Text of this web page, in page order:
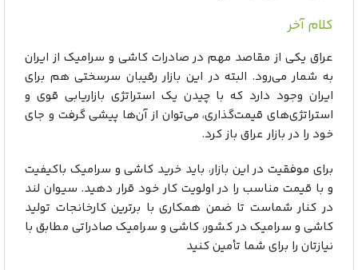
کلام آخر
عراق یکی از مقاصد مهم در صادرات کاشی و سرامیک از ایران
به شمار می‌رود. البته در این بازار رقیبان سرسختی هم برای
ایران وجود دارد که با چیدن یک استراتژی بازاریابی قوی و
استراتژی‌های قیمت‌گذاری، می‌توان از آن‌ها پیشی گرفت و جای
خود را در بازار عراق باز کرد.
برای موفقیت در این بازار، باید خرید کاشی و سرامیک باکیفیت
و با قیمت مناسب را در اولویت کار خود قرار دهید. سیوان لند
در کنار شماست تا ضمن همکاری با برترین کارخانجات تولید
کاشی و سرامیک در کشور، کاشی و سرامیک صادراتی مطابق با
نیازتان را برای شما تأمین کنید